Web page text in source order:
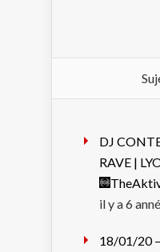
DJ
RAVE |
il y a 6
18/01/20